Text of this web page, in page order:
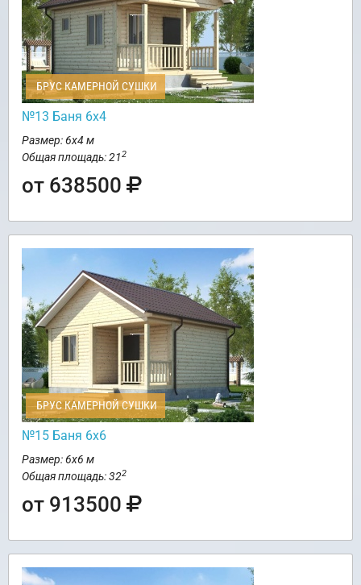
БРУС КАМЕРНОЙ СУШКИ
№13 Баня 6х4
Размер: 6х4 м
Общая площадь: 212
от 638500
БРУС КАМЕРНОЙ СУШКИ
№15 Баня 6х6
Размер: 6х6 м
Общая площадь: 322
от 913500